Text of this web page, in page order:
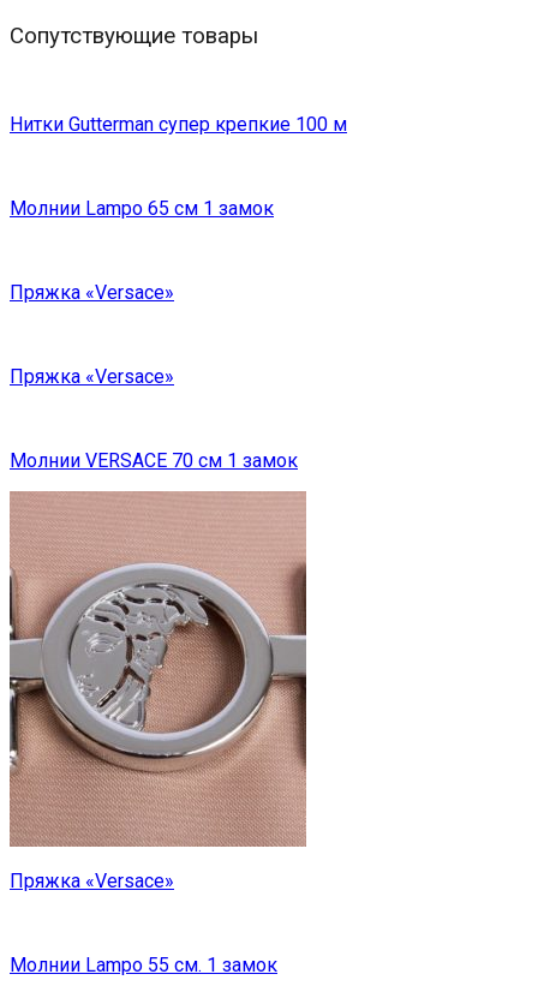
Сопутствующие товары
Нитки Gutterman супер крепкие 100 м
Молнии Lampo 65 см 1 замок
Пряжка «Versace»
Пряжка «Versace»
Молнии VERSACE 70 см 1 замок
Пряжка «Versace»
Молнии Lampo 55 см. 1 замок